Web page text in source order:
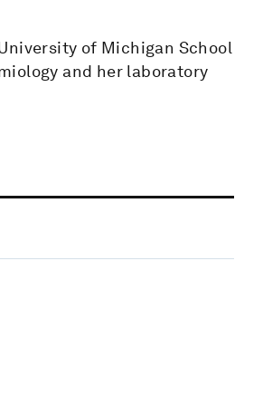
of Michigan School
and her laboratory